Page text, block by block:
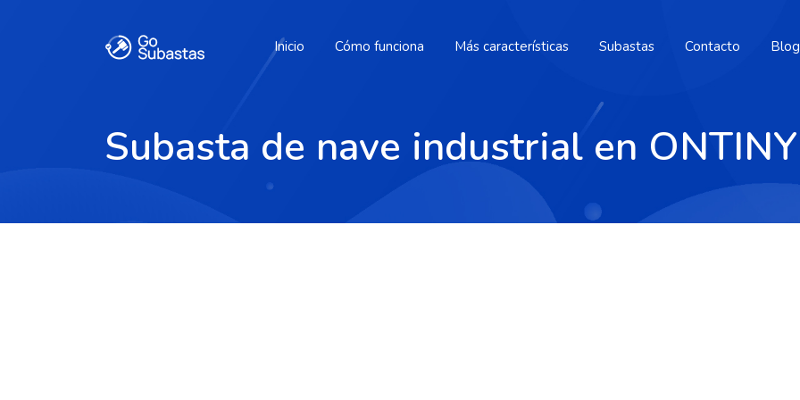
Inicio Cómo funciona Más características Subastas Contacto Blog
Subasta de nave industrial en